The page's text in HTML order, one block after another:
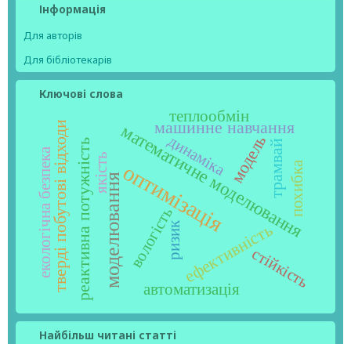
Інформація
Для авторів
Для бібліотекарів
Ключові слова
оптимізація
моделюванняматематичне моделювання
реактивна потужність ефективність
машинне навчання
модель
тверді побутові відходи трамвай
вологістьризик
теплообмін
стійкість
якість
екологічна безпека динаміка
автоматизація
похибка
Найбільш читані статті